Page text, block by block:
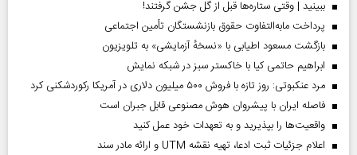
ببینید | وقتی ستاره‌ها قبل از گل جشن گرفتند!
پرداخت مابه‌التفاوت حقوق بازنشستگان تأمین اجتماعی
بازگشت مسعود اطیابی با «نسخهٔ آزمایشی» به تلویزیون
ابراهیم حاتمی کیا با خاکستر سبز در شبکه نمایش
مرد عنکبوتی: روز تازه با فروش ۵۰۰ میلیون دلاری در آمریکا رکوردشکنی کرد
فاصله ایران با پیشرو‌ان هوش مصنوعی قابل جبران است
واقعیت‌ها را بپذیرید و به تعهدات خود عمل کنید
اعلام جزئیات ثبت ادعا، تهیه نقشه UTM و ارائه مادر سند